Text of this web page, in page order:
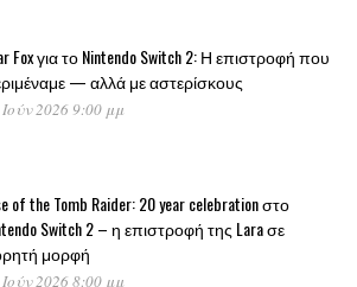
Fox για το Nintendo Switch 2: Η επιστροφή που
— αλλά με αστερίσκους
2026 9:00 μμ
of the Tomb Raider: 20 year celebration στο
Switch 2 – η επιστροφή της Lara σε
μορφή
2026 8:00 μμ